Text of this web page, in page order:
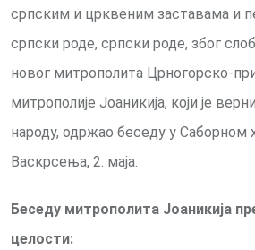
српским и црквеним заставама и
српски роде, српски роде, због
новог митрополита Црногорско-
митрополије Јоаникија, који је
народу, одржао беседу у Саборном
Васкрсења, 2. маја.
Беседу митрополита Јоаникија
целости: